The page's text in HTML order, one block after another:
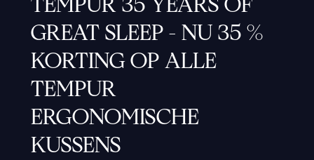
GREAT SLEEP - NU 35 %
KORTING OP ALLE
TEMPUR
ERGONOMISCHE
KUSSENS